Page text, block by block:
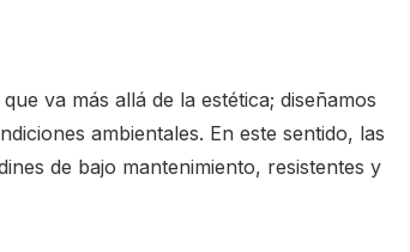
va más allá de la estética; diseñamos
ambientales. En este sentido, las
de bajo mantenimiento, resistentes y